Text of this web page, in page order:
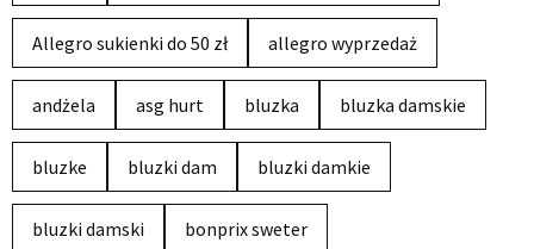
Allegro sukienki do 50 zł allegro wyprzedaż
andżela asg hurt bluzka bluzka damskie
bluzke bluzki dam bluzki damkie
bluzki damski bonprix sweter